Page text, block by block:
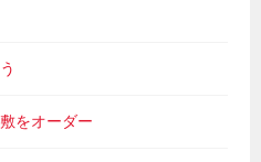
をオーダー